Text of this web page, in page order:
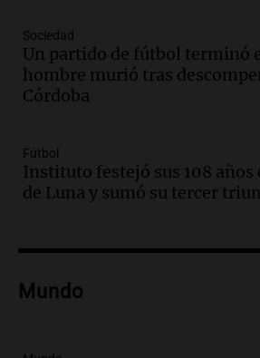
Episodios
Audio.Casabindo se
celebración única: 30.000
tradicional Toreo de la
Audio.Borges, abogada
"Tres hombres se lo
hacerle preguntas y
Episodios
metros del río Suquía y
Sociedad
Un partido de fútbol terminó
hombre murió tras
Córdoba
Fútbol
Instituto festejó sus 108 años
de Luna y sumó su tercer
Mundo